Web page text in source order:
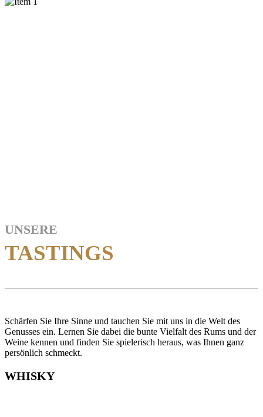
UNSERE
TASTINGS
Schärfen Sie Ihre Sinne und tauchen Sie mit uns in die Welt des
Genusses ein. Lernen Sie dabei die bunte Vielfalt des Rums und der
Weine kennen und finden Sie spielerisch heraus, was Ihnen ganz
persönlich schmeckt.
WHISKY